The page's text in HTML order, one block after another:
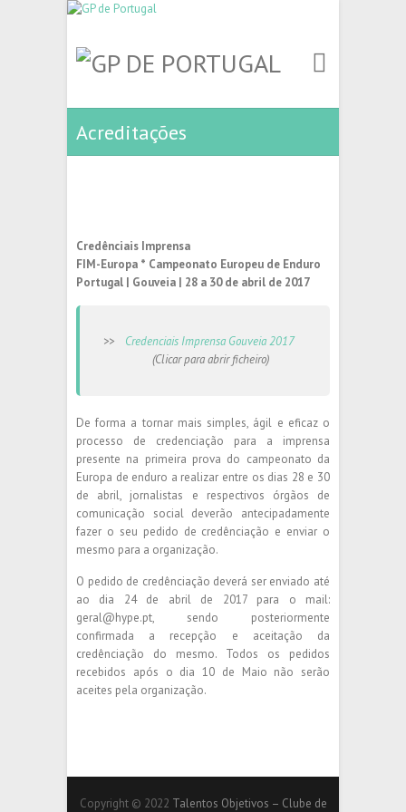
Acreditações
Credênciais Imprensa
FIM-Europa * Campeonato Europeu de Enduro
Portugal | Gouveia | 28 a 30 de abril de 2017
>> Credenciais Imprensa Gouveia 2017
(Clicar para abrir ficheiro)
De forma a tornar mais simples, ágil e eficaz o
processo de credenciação para a imprensa
presente na primeira prova do campeonato da
Europa de enduro a realizar entre os dias 28 e 30
de abril, jornalistas e respectivos órgãos de
comunicação social deverão antecipadamente
fazer o seu pedido de credênciação e enviar o
mesmo para a organização.
O pedido de credênciação deverá ser enviado até
ao dia 24 de abril de 2017 para o mail:
geral@hype.pt, sendo posteriormente
confirmada a recepção e aceitação da
credênciação do mesmo. Todos os pedidos
recebidos após o dia 10 de Maio não serão
aceites pela organização.
Copyright © 2022 Talentos Objetivos – Clube de